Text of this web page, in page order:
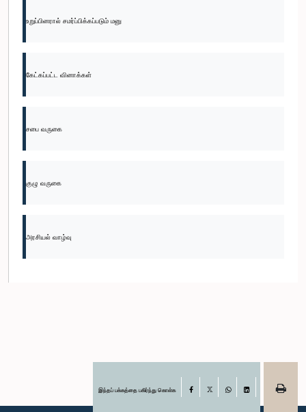
உறுப்பினரால் சமர்ப்பிக்கப்படும் மனு
கேட்கப்பட்ட வினாக்கள்
சபை வருகை
குழு வருகை
அரசியல் வாழ்வு
இந்தப் பக்கத்தை பகிர்ந்து கொள்க Facebook